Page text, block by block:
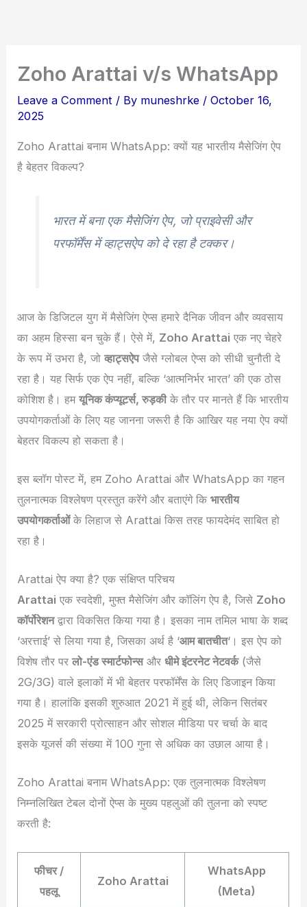
Zoho Arattai v/s WhatsApp
Leave a Comment / By muneshrke /October 16,
2025
Zoho Arattai बनाम WhatsApp: क्यों यह भारतीय मैसेजिंग ऐप
है बेहतर विकल्प?
भारत में बना एक मैसेजिंग ऐप, जो प्राइवेसी और
परफॉर्मेंस में व्हाट्सऐप को दे रहा है टक्कर।
आज के डिजिटल युग में मैसेजिंग ऐप्स हमारे दैनिक जीवन और व्यवसाय
का अहम हिस्सा बन चुके हैं। ऐसे में, Zoho Arattai एक नए चेहरे
के रूप में उभरा है, जोव्हाट्सऐपजैसे ग्लोबल ऐप्स को सीधी चुनौती दे
रहा है। यह सिर्फ एक ऐप नहीं, बल्कि ‘आत्मनिर्भर भारत’ की एक ठोस
कोशिश है। हमयूनिक कंप्यूटर्स, रुड़कीके तौर पर मानते हैं कि भारतीय
उपयोगकर्ताओं के लिए यह जानना जरूरी है कि आखिर यह नया ऐप क्यों
बेहतर विकल्प हो सकता है।
इस ब्लॉग पोस्ट में, हम Zoho Arattai और WhatsApp का गहन
तुलनात्मक विश्लेषण प्रस्तुत करेंगे और बताएंगे किभारतीय
उपयोगकर्ताओंके लिहाज से Arattai किस तरह फायदेमंद साबित हो
रहा है।
Arattai ऐप क्या है? एक संक्षिप्त परिचय
Arattai एक स्वदेशी, मुफ्त मैसेजिंग और कॉलिंग ऐप है, जिसे Zoho
कॉर्पोरेशनद्वारा विकसित किया गया है। इसका नाम तमिल भाषा के शब्द
‘अरत्ताई’ से लिया गया है, जिसका अर्थ है ‘आम बातचीत‘। इस ऐप को
विशेष तौर परलो-एंड स्मार्टफोन्सऔरधीमे इंटरनेट नेटवर्क(जैसे
2G/3G) वाले इलाकों में भी बेहतर परफॉर्मेंस के लिए डिजाइन किया
गया है। हालांकि इसकी शुरुआत 2021 में हुई थी, लेकिन सितंबर
2025 में सरकारी प्रोत्साहन और सोशल मीडिया पर चर्चा के बाद
इसके यूजर्स की संख्या में 100 गुना से अधिक का उछाल आया है।
Zoho Arattai बनाम WhatsApp: एक तुलनात्मक विश्लेषण
निम्नलिखित टेबल दोनों ऐप्स के मुख्य पहलुओं की तुलना को स्पष्ट
करती है:
फीचर /
पहलू
Zoho Arattai
WhatsApp
(Meta)